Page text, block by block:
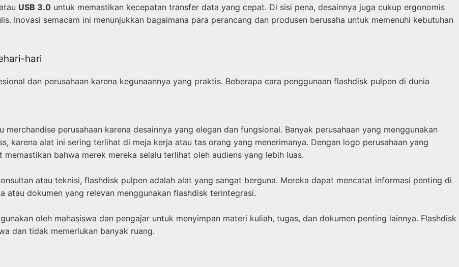
USB 3.0 untuk memastikan kecepatan transfer data yang cepat. Di sisi pena, desainnya juga cukup ergonomis
Inovasi semacam ini menunjukkan bagaimana para perancang dan produsen berusaha untuk memenuhi kebutuhan
hari
dan perusahaan karena kegunaannya yang praktis. Beberapa cara penggunaan flashdisk pulpen di dunia
perusahaan karena desainnya yang elegan dan fungsional. Banyak perusahaan yang menggunakan
karena alat ini sering terlihat di meja kerja atau tas orang yang menerimanya. Dengan logo perusahaan yang
bahwa merek mereka selalu terlihat oleh audiens yang lebih luas.
atau teknisi, flashdisk pulpen adalah alat yang sangat berguna. Mereka dapat mencatat informasi penting di
atau dokumen yang relevan menggunakan flashdisk terintegrasi.
oleh mahasiswa dan pengajar untuk menyimpan materi kuliah, tugas, dan dokumen penting lainnya. Flashdisk
dan tidak memerlukan banyak ruang.